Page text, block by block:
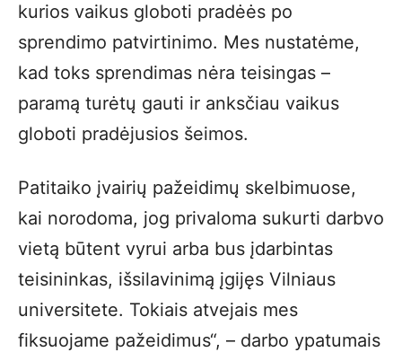
kurios vaikus globoti pradėės po
sprendimo patvirtinimo. Mes nustatėme,
kad toks sprendimas nėra teisingas –
paramą turėtų gauti ir anksčiau vaikus
globoti pradėjusios šeimos.
Patitaiko įvairių pažeidimų skelbimuose,
kai norodoma, jog privaloma sukurti darbvo
vietą būtent vyrui arba bus įdarbintas
teisininkas, išsilavinimą įgijęs Vilniaus
universitete. Tokiais atvejais mes
fiksuojame pažeidimus“, – darbo ypatumais